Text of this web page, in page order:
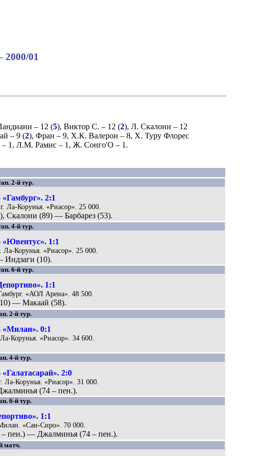
2000/01
– 12 (5), Виктор С. – 12 (2), Л. Скалони – 12
– 9 (2), Фран – 9, Х.К. Валерон – 8, Х. Туру Флорес
– 1, Л.М. Рамис– 1, Ж. Сонго'О – 1.
2-й тур.
2:1
Ла-Корунья. «Риасор». 25 000.
Скалони (89) — Барбарез (53).
4-й тур.
«Ювентус». 1:1
Ла-Корунья. «Риасор». 25 000.
Индзаги (10).
6-й тур.
1:1
«АОЛ Арена». 48 500.
— Макаай (58).
2-й тур.
«Милан». 0:1
Корунья. «Риасор». 34 600.
4-й тур.
2:0
Ла-Корунья. «Риасор». 31 000.
(74 – пен.).
6-й тур.
1:1
«Сан-Сиро». 70 000.
– пен.) — Джалминья (74 – пен.).
матч.